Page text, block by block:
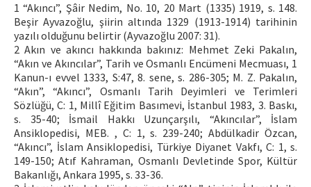
1 “Akıncı”, Şâir Nedim, No. 10, 20 Mart (1335) 1919, s. 148.
Beşir Ayvazoğlu, şiirin altında 1329 (1913-1914) tarihinin
yazılı olduğunu belirtir (Ayvazoğlu 2007: 31).
2 Akın ve akıncı hakkında bakınız: Mehmet Zeki Pakalın,
“Akın ve Akıncılar”, Tarih ve Osmanlı Encümeni Mecmuası, 1
Kanun-ı evvel 1333, S:47, 8. sene, s. 286-305; M. Z. Pakalın,
“Akın”, “Akıncı”, Osmanlı Tarih Deyimleri ve Terimleri
Sözlüğü, C: 1, Millî Eğitim Basımevi, İstanbul 1983, 3. Baskı,
s. 35-40; İsmail Hakkı Uzunçarşılı, “Akıncılar”, İslam
Ansiklopedisi, MEB. , C: 1, s. 239-240; Abdülkadir Özcan,
“Akıncı”, İslam Ansiklopedisi, Türkiye Diyanet Vakfı, C: 1, s.
149-150; Atıf Kahraman, Osmanlı Devletinde Spor, Kültür
Bakanlığı, Ankara 1995, s. 33-36.